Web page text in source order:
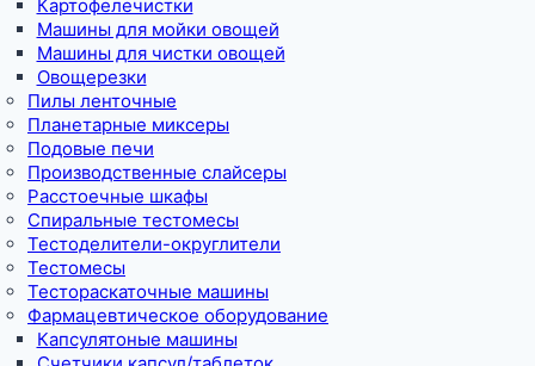
Картофелечистки
Машины для мойки овощей
Машины для чистки овощей
Овощерезки
Пилы ленточные
Планетарные миксеры
Подовые печи
Производственные слайсеры
Расстоечные шкафы
Спиральные тестомесы
Тестоделители-округлители
Тестомесы
Тестораскаточные машины
Фармацевтическое оборудование
Капсулятоные машины